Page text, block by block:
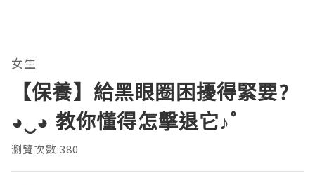
女生
【保養】給黑眼圈困擾得緊要?
◕‿◕ 教你懂得怎擊退它♪ﾟ
瀏覽次數:380